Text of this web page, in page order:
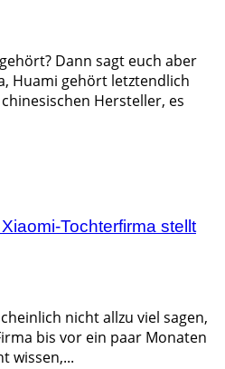
Dann sagt euch aber
Huami gehört letztendlich
Hersteller, es
Tochterfirma stellt
nicht allzu viel sagen,
bis vor ein paar Monaten
wissen,...